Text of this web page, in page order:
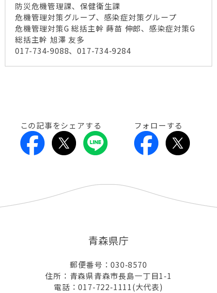
防災危機管理課、保健衛生課
危機管理対策グループ、感染症対策グループ
危機管理対策G 総括主幹 蒔苗 伸郎、感染症対策G
総括主幹 旭澤 友多
017-734-9088、017-734-9284
この記事をシェアする フォローする
青森県庁
郵便番号：030-8570
住所：青森県青森市長島一丁目1-1
電話：017-722-1111(大代表)